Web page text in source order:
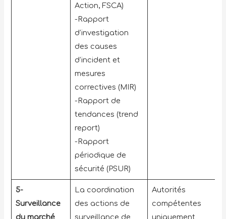
Action, FSCA)
-Rapport
d’investigation
des causes
d’incident et
mesures
correctives (MIR)
-Rapport de
tendances (trend
report)
-Rapport
périodique de
sécurité (PSUR)
5-
Surveillance
du marché
La coordination
des actions de
surveillance de
Autorités
compétentes
uniquement